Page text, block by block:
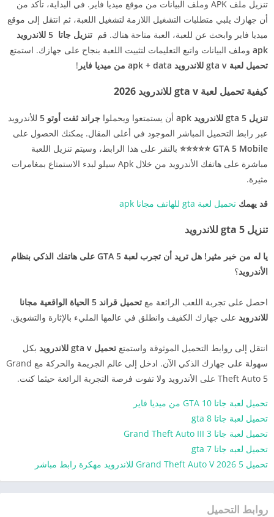
تنزيل ملف APK وملف البيانات من موقع ميديا فاير. في البداية، تأكد من
أن جهازك يلبي متطلبات التشغيل اللازمة لتشغيل اللعبة، ثم انتقل إلى موقع
ميديا فاير وابحث عن للعبة، العبة متاحة هناك. قم
تنزيل جاتا 5 للاندرويد
apk وملف البيانات واتبع التعليمات لتثبيت اللعبة بنجاح على جهازك. استمتع
تحميل لعبة gta v للاندرويد apk + data من ميديا فاير
!
كيفية تحميل لعبة gta v للاندرويد 2026
تنزيل gta 5 للاندرويد apk أن يستمتعوا ويحملوا جراند ثفت أوتو 5
للأندرويد
عبر رابط التحميل المباشر الموجود في أعلى المقال. يمكنك الحصول على
GTA 5 Mobile ⭐⭐⭐⭐⭐
بالنقر على هذا الرابط، وسيتم تنزيل اللعبة
مباشرة على هاتفك الأندرويد من خلال Apk سيلو لبدء الاستمتاع بمغامرات
مثيرة.
قد يهمك تحميل لعبة gta للهاتف مجانا apk
تنزيل gta 5 للاندرويد
يا له من خبر مثير! هل تريد أن تجرب لعبة GTA 5 على هاتفك الذكي بنظام
الأندرويد؟
احصل على تجربة اللعب الرائعة مع
تحميل قراند 5 الحياة الواقعية مجانا
للاندرويد على جهازك الكفيف وانطلق في عالمها المليء بالإثارة والتشويق.
انتقل إلى روابط التحميل الموثوقة واستمتع تحميل gta v للاندرويد
بكل
سهولة على جهازك الذكي الآن. ادخل إلى عالم الجريمة والحركة مع Grand
Theft Auto 5 على الأندرويد ولا تفوت فرصة التجربة الرائعة حيثما كنت.
تحميل لعبة جاتا 10 GTA من ميديا فاير
تحميل لعبة جاتا 8 gta
تحميل لعبة جاتا 3 Grand Theft Auto III
تحميل لعبه جاتا gta 7
تحميل 5 Grand Theft Auto V 2026 للاندرويد مهكرة رابط مباشر
روابط التحميل